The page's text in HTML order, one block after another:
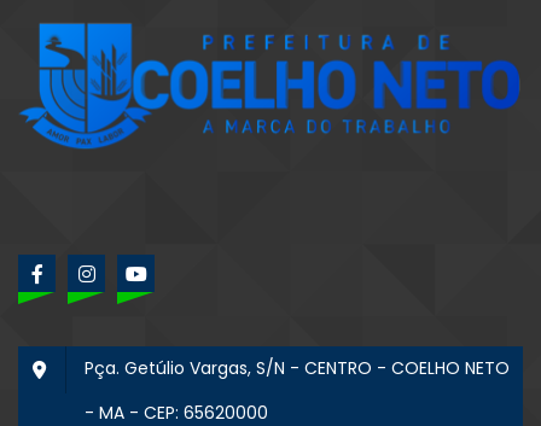
Pça. Getúlio Vargas, S/N - CENTRO - COELHO NETO
- MA - CEP: 65620000